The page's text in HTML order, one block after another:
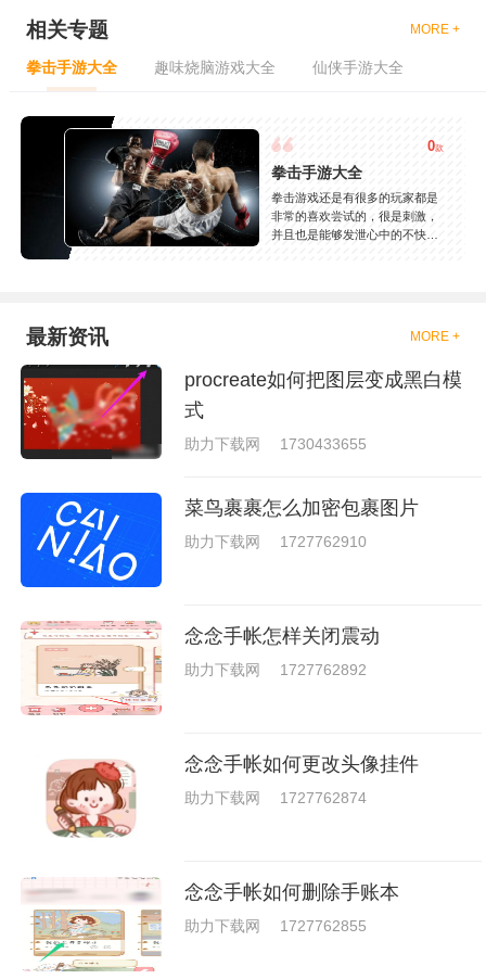
相关专题 MORE +
拳击手游大全 趣味烧脑游戏大全 仙侠手游大全
0款
拳击手游大全
拳击游戏还是有很多的玩家都是
非常的喜欢尝试的，很是刺激，
并且也是能够发泄心中的不快
够去进行体验的，我们也是能够
就是收集了一些有意思的拳击游
最新资讯 MORE +
procreate如何把图层变成黑白模
式
助力下载网 1730433655
菜鸟裹裹怎么加密包裹图片
助力下载网 1727762910
念念手帐怎样关闭震动
助力下载网 1727762892
念念手帐如何更改头像挂件
助力下载网 1727762874
念念手帐如何删除手账本
助力下载网 1727762855